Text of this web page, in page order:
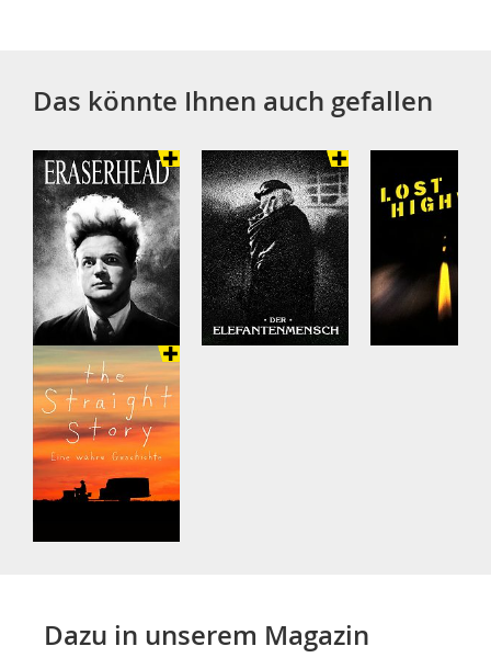
Das könnte Ihnen auch gefallen
Dazu in unserem Magazin